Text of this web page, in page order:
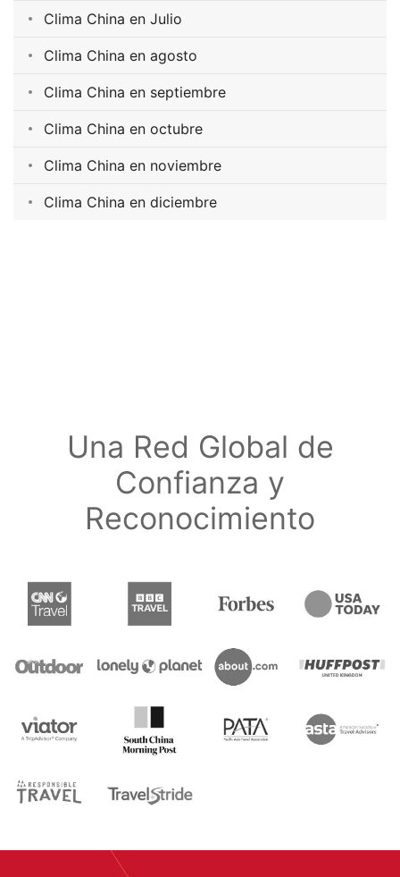
Clima China en Julio
Clima China en agosto
Clima China en septiembre
Clima China en octubre
Clima China en noviembre
Clima China en diciembre
Una Red Global de
Confianza y
Reconocimiento